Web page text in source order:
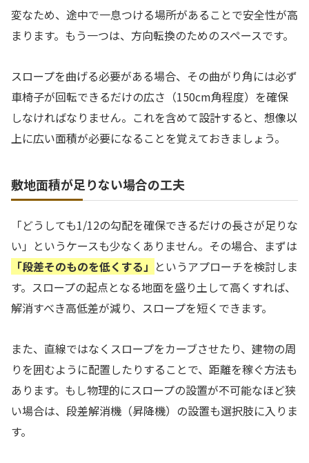
変なため、途中で一息つける場所があることで安全性が高
まります。もう一つは、方向転換のためのスペースです。
スロープを曲げる必要がある場合、その曲がり角には必ず
車椅子が回転できるだけの広さ（150cm角程度）を確保
しなければなりません。これを含めて設計すると、想像以
上に広い面積が必要になることを覚えておきましょう。
敷地面積が足りない場合の工夫
「どうしても1/12の勾配を確保できるだけの長さが足りな
い」というケースも少なくありません。その場合、まずは
「段差そのものを低くする」 というアプローチを検討しま
す。スロープの起点となる地面を盛り土して高くすれば、
解消すべき高低差が減り、スロープを短くできます。
また、直線ではなくスロープをカーブさせたり、建物の周
りを囲むように配置したりすることで、距離を稼ぐ方法も
あります。もし物理的にスロープの設置が不可能なほど狭
い場合は、段差解消機（昇降機）の設置も選択肢に入りま
す。